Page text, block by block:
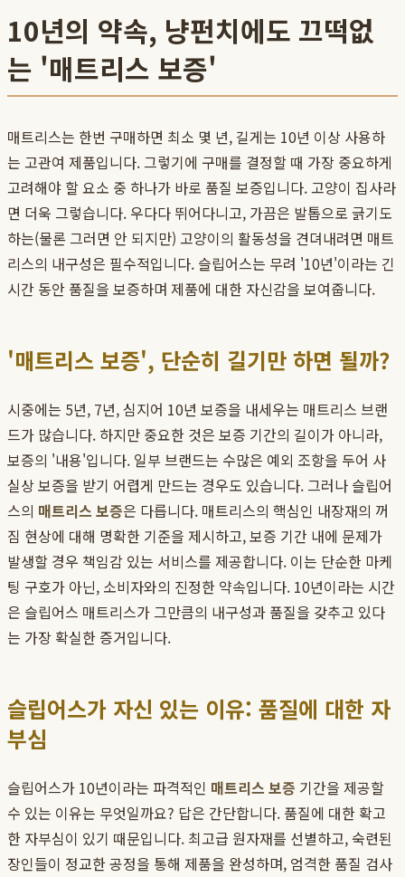
10년의 약속, 냥펀치에도 끄떡없
는 '매트리스 보증'
매트리스는 한번 구매하면 최소 몇 년, 길게는 10년 이상 사용하
는 고관여 제품입니다. 그렇기에 구매를 결정할 때 가장 중요하게
고려해야 할 요소 중 하나가 바로 품질 보증입니다. 고양이 집사라
면 더욱 그렇습니다. 우다다 뛰어다니고, 가끔은 발톱으로 긁기도
하는(물론 그러면 안 되지만) 고양이의 활동성을 견뎌내려면 매트
리스의 내구성은 필수적입니다. 슬립어스는 무려 '10년'이라는 긴
시간 동안 품질을 보증하며 제품에 대한 자신감을 보여줍니다.
'매트리스 보증', 단순히 길기만 하면 될까?
시중에는 5년, 7년, 심지어 10년 보증을 내세우는 매트리스 브랜
드가 많습니다. 하지만 중요한 것은 보증 기간의 길이가 아니라,
보증의 '내용'입니다. 일부 브랜드는 수많은 예외 조항을 두어 사
실상 보증을 받기 어렵게 만드는 경우도 있습니다. 그러나 슬립어
스의 매트리스 보증은 다릅니다. 매트리스의 핵심인 내장재의 꺼
짐 현상에 대해 명확한 기준을 제시하고, 보증 기간 내에 문제가
발생할 경우 책임감 있는 서비스를 제공합니다. 이는 단순한 마케
팅 구호가 아닌, 소비자와의 진정한 약속입니다. 10년이라는 시간
은 슬립어스 매트리스가 그만큼의 내구성과 품질을 갖추고 있다
는 가장 확실한 증거입니다.
슬립어스가 자신 있는 이유: 품질에 대한 자
부심
슬립어스가 10년이라는 파격적인 매트리스 보증 기간을 제공할
수 있는 이유는 무엇일까요? 답은 간단합니다. 품질에 대한 확고
한 자부심이 있기 때문입니다. 최고급 원자재를 선별하고, 숙련된
장인들이 정교한 공정을 통해 제품을 완성하며, 엄격한 품질 검사